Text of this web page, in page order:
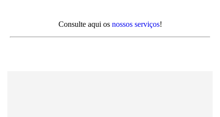
Consulte aqui os nossos serviços!